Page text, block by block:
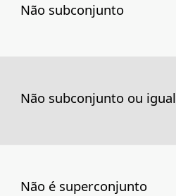
Não subconjunto
Não subconjunto ou
Não é superconjunto